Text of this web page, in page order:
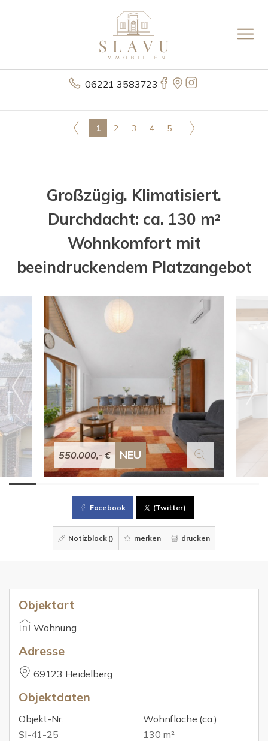
06221 3583723
1 2 3 4 5
Großzügig. Klimatisiert.
Durchdacht: ca. 130 m²
Wohnkomfort mit
beeindruckendem Platzangebot
550.000,- € NEU
Facebook (Twitter)
Notizblock () merken drucken
Objektart
Wohnung
Adresse
69123 Heidelberg
Objektdaten
Objekt-Nr.
SI-41-25
Wohnfläche (ca.)
130 m²